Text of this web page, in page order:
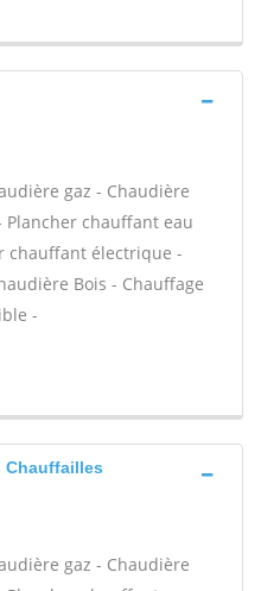
gaz - Chaudière
chauffant eau
chauffant électrique -
Bois - Chauffage
-
Chauffailles
gaz - Chaudière